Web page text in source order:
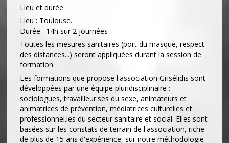
Lieu et durée :
Lieu : Toulouse.
Durée : 14h sur 2 journées
Toutes les mesures sanitaires (port du masque, respect
des distances...) seront appliquées durant la session de
formation.
Les formations que propose l'association Grisélidis sont
développées par une équipe pluridisciplinaire :
sociologues, travailleur.ses du sexe, animateurs et
animatrices de prévention, médiatrices culturelles et
professionnel.les du secteur sanitaire et social. Elles sont
basées sur les constats de terrain de l'association, riche
de plus de 15 ans d'expérience, sur notre méthodologie